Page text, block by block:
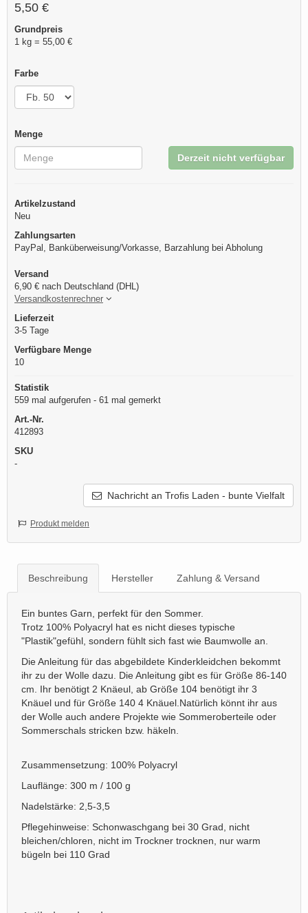
5,50 €
Grundpreis
1 kg = 55,00 €
Farbe
Menge
Derzeit nicht verfügbar
Artikelzustand
Neu
Zahlungsarten
PayPal, Banküberweisung/Vorkasse, Barzahlung bei Abholung
Versand
6,90 € nach Deutschland (DHL)
Versandkostenrechner
Lieferzeit
3-5 Tage
Verfügbare Menge
10
Statistik
559 mal aufgerufen - 61 mal gemerkt
Art.-Nr.
412893
SKU
-
Nachricht an Trofis Laden - bunte Vielfalt
Produkt melden
Beschreibung Hersteller Zahlung & Versand
Ein buntes Garn, perfekt für den Sommer.
Trotz 100% Polyacryl hat es nicht dieses typische
"Plastik"gefühl, sondern fühlt sich fast wie Baumwolle an.
Die Anleitung für das abgebildete Kinderkleidchen bekommt
ihr zu der Wolle dazu. Die Anleitung gibt es für Größe 86-140
cm. Ihr benötigt 2 Knäeul, ab Größe 104 benötigt ihr 3
Knäuel und für Größe 140 4 Knäuel.Natürlich könnt ihr aus
der Wolle auch andere Projekte wie Sommeroberteile oder
Sommerschals stricken bzw. häkeln.
Zusammensetzung: 100% Polyacryl
Lauflänge: 300 m / 100 g
Nadelstärke: 2,5-3,5
Pflegehinweise: Schonwaschgang bei 30 Grad, nicht
bleichen/chloren, nicht im Trockner trocknen, nur warm
bügeln bei 110 Grad